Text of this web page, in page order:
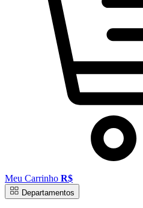
Meu Carrinho R$
Departamentos